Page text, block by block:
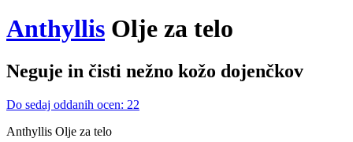
Anthyllis Olje za telo
Neguje in čisti nežno kožo dojenčkov
Do sedaj oddanih ocen: 22
Anthyllis Olje za telo